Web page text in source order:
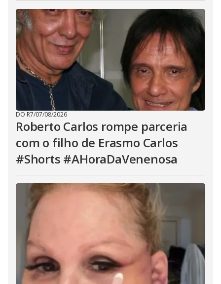
DO R7/07/08/2026
Roberto Carlos rompe parceria
com o filho de Erasmo Carlos
#Shorts #AHoraDaVenenosa